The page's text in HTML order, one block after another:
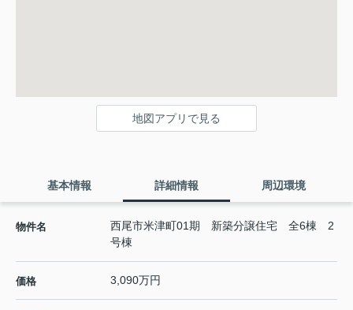
地図アプリで見る
基本情報 詳細情報 周辺環境
物件名
西尾市米津町01期 新築分譲住宅 全6棟 2
号棟
価格 3,090万円